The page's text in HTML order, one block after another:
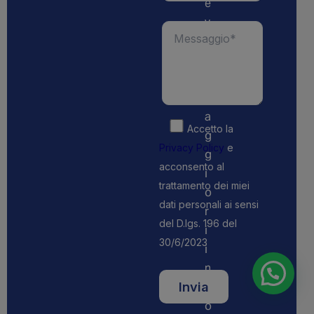
e
v
e
a
g
g
i
o
r
i
i
n
f
o
Accetto la
Privacy Policy e
acconsento al
trattamento dei miei
dati personali ai sensi
del D.lgs. 196 del
30/6/2023